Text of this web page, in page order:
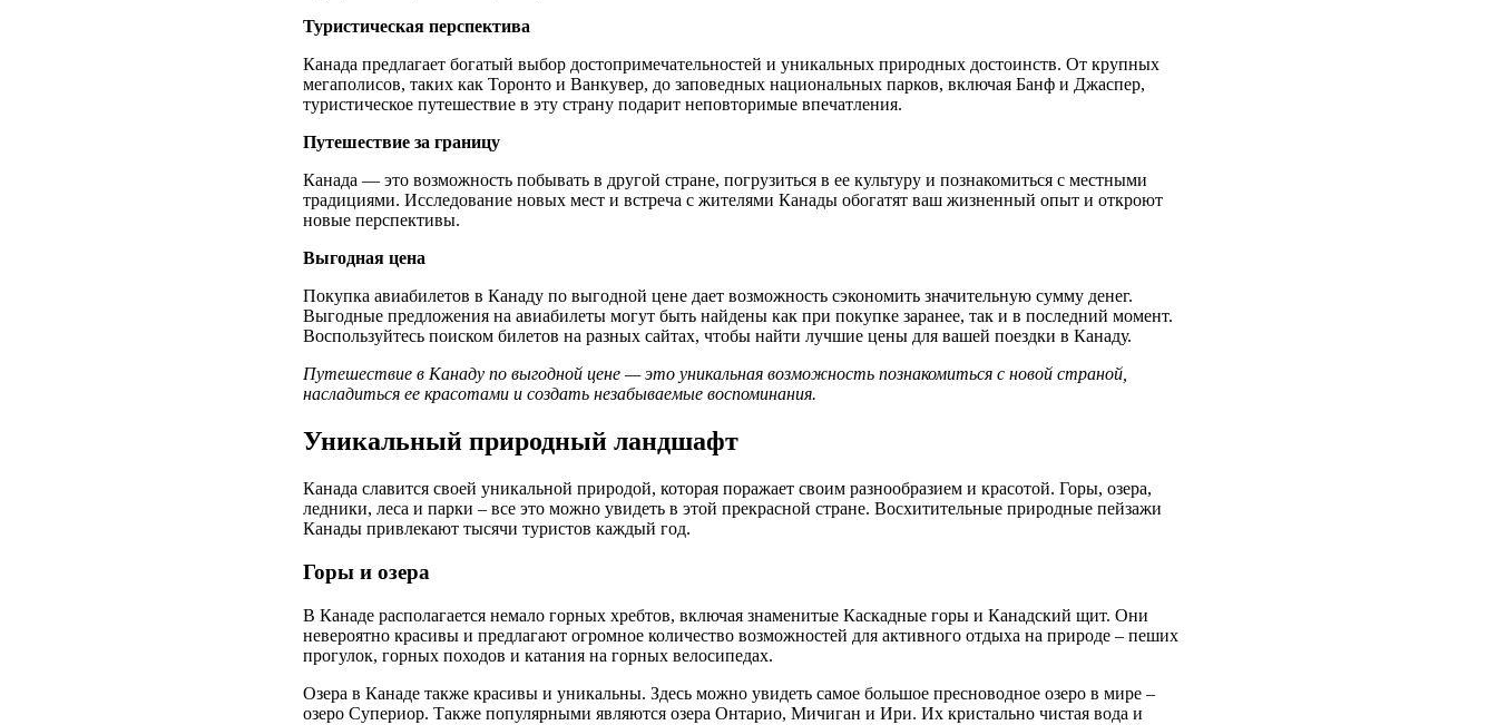
Туристическая перспектива
Канада предлагает богатый выбор достопримечательностей и уникальных природных достоинств. От крупных
мегаполисов, таких как Торонто и Ванкувер, до заповедных национальных парков, включая Банф и Джаспер,
туристическое путешествие в эту страну подарит неповторимые впечатления.
Путешествие за границу
Канада — это возможность побывать в другой стране, погрузиться в ее культуру и познакомиться с местными
традициями. Исследование новых мест и встреча с жителями Канады обогатят ваш жизненный опыт и откроют
новые перспективы.
Выгодная цена
Покупка авиабилетов в Канаду по выгодной цене дает возможность сэкономить значительную сумму денег.
Выгодные предложения на авиабилеты могут быть найдены как при покупке заранее, так и в последний момент.
Воспользуйтесь поиском билетов на разных сайтах, чтобы найти лучшие цены для вашей поездки в Канаду.
Путешествие в Канаду по выгодной цене — это уникальная возможность познакомиться с новой страной,
насладиться ее красотами и создать незабываемые воспоминания.
Уникальный природный ландшафт
Канада славится своей уникальной природой, которая поражает своим разнообразием и красотой. Горы, озера,
ледники, леса и парки – все это можно увидеть в этой прекрасной стране. Восхитительные природные пейзажи
Канады привлекают тысячи туристов каждый год.
Горы и озера
В Канаде располагается немало горных хребтов, включая знаменитые Каскадные горы и Канадский щит. Они
невероятно красивы и предлагают огромное количество возможностей для активного отдыха на природе – пеших
прогулок, горных походов и катания на горных велосипедах.
Озера в Канаде также красивы и уникальны. Здесь можно увидеть самое большое пресноводное озеро в мире –
озеро Супериор. Также популярными являются озера Онтарио, Мичиган и Ири. Их кристально чистая вода и